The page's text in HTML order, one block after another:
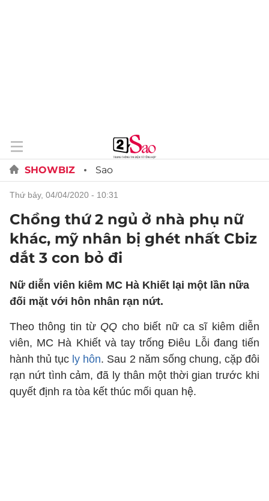
SHOWBIZ Sao
thứ bảy, 04/04/2020 - 10:31
Chồng thứ 2 ngủ ở nhà phụ nữ
khác, mỹ nhân bị ghét nhất Cbiz
dắt 3 con bỏ đi
Nữ diễn viên kiêm MC Hà Khiết lại một lần nữa
đối mặt với hôn nhân rạn nứt.
Theo thông tin từ QQ cho biết nữ ca sĩ kiêm diễn
viên, MC Hà Khiết và tay trống Điêu Lỗi đang tiến
hành thủ tục ly hôn. Sau 2 năm sống chung, cặp đôi
rạn nứt tình cảm, đã ly thân một thời gian trước khi
quyết định ra tòa kết thúc mối quan hệ.